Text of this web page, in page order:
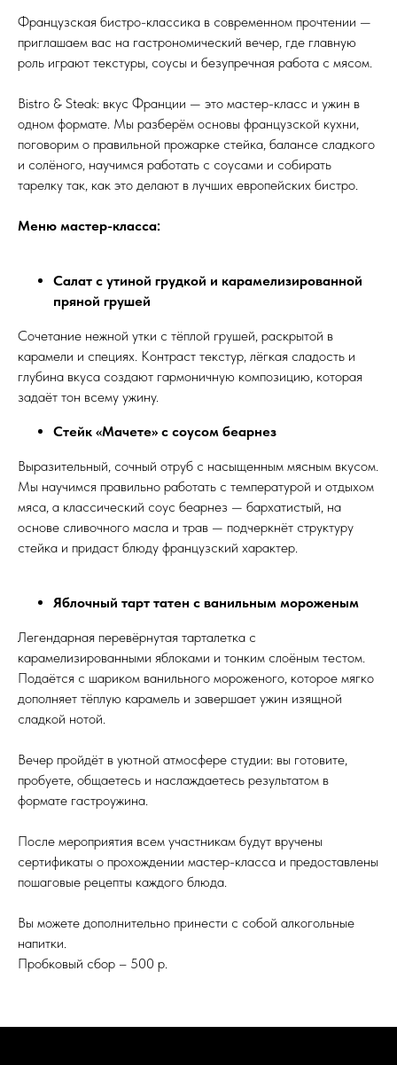
Французская бистро-классика в современном прочтении —
приглашаем вас на гастрономический вечер, где главную
роль играют текстуры, соусы и безупречная работа с мясом.
Bistro & Steak: вкус Франции — это мастер-класс и ужин в
одном формате. Мы разберём основы французской кухни,
поговорим о правильной прожарке стейка, балансе сладкого
и солёного, научимся работать с соусами и собирать
тарелку так, как это делают в лучших европейских бистро.
Меню мастер-класса:
Салат с утиной грудкой и карамелизированной
пряной грушей
Сочетание нежной утки с тёплой грушей, раскрытой в
карамели и специях. Контраст текстур, лёгкая сладость и
глубина вкуса создают гармоничную композицию, которая
задаёт тон всему ужину.
Стейк «Мачете» с соусом беарнез
Выразительный, сочный отруб с насыщенным мясным вкусом.
Мы научимся правильно работать с температурой и отдыхом
мяса, а классический соус беарнез — бархатистый, на
основе сливочного масла и трав — подчеркнёт структуру
стейка и придаст блюду французский характер.
Яблочный тарт татен с ванильным мороженым
Легендарная перевёрнутая тарталетка с
карамелизированными яблоками и тонким слоёным тестом.
Подаётся с шариком ванильного мороженого, которое мягко
дополняет тёплую карамель и завершает ужин изящной
сладкой нотой.
Вечер пройдёт в уютной атмосфере студии: вы готовите,
пробуете, общаетесь и наслаждаетесь результатом в
формате гастроужина.
После мероприятия всем участникам будут вручены
сертификаты о прохождении мастер-класса и предоставлены
пошаговые рецепты каждого блюда.
Вы можете дополнительно принести с собой алкогольные
напитки.
Пробковый сбор – 500 р.